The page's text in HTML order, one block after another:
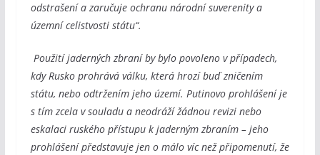
odstrašení a zaručuje ochranu národní suverenity a
územní celistvosti státu“.
Použití jaderných zbraní by bylo povoleno v případech,
kdy Rusko prohrává válku, která hrozí buď zničením
státu, nebo odtržením jeho území. Putinovo prohlášení je
s tím zcela v souladu a neodráží žádnou revizi nebo
eskalaci ruského přístupu k jaderným zbraním – jeho
prohlášení představuje jen o málo víc než připomenutí, že